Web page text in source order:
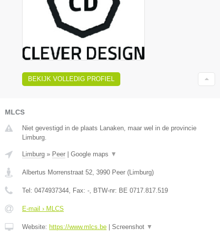
BEKIJK VOLLEDIG PROFIEL
MLCS
Niet gevestigd in de plaats Lanaken, maar wel in de provincie
Limburg.
Limburg » Peer | Google maps ▼
Albertus Morrenstraat 52 3990 Peer (Limburg)
Tel: 0474937344 , Fax: - , BTW-nr: BE 0717.817.519
E-mail › MLCS
Website: https://www.mlcs.be | Screenshot ▼